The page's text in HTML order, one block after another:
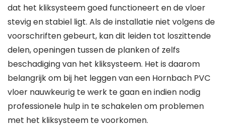
dat het kliksysteem goed functioneert en de vloer
stevig en stabiel ligt. Als de installatie niet volgens de
voorschriften gebeurt, kan dit leiden tot loszittende
delen, openingen tussen de planken of zelfs
beschadiging van het kliksysteem. Het is daarom
belangrijk om bij het leggen van een Hornbach PVC
vloer nauwkeurig te werk te gaan en indien nodig
professionele hulp in te schakelen om problemen
met het kliksysteem te voorkomen.